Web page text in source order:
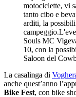
La casalinga di
anche quest’anno
Bike Fest, con bike